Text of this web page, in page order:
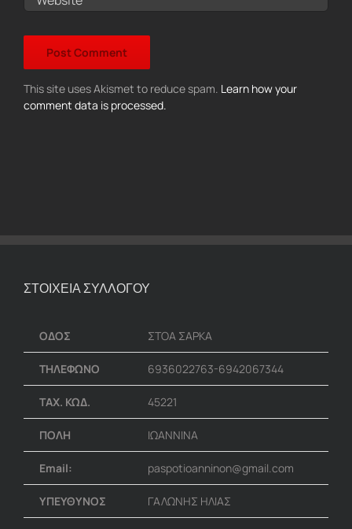
This site uses Akismet to reduce spam. Learn how your
comment data is processed.
ΣΤΟΙΧΕΙΑ ΣΥΛΛΟΓΟΥ
ΟΔΟΣ ΣΤΟΑ ΣΑΡΚΑ
ΤΗΛΕΦΩΝΟ 6936022763-6942067344
ΤΑΧ. ΚΩΔ. 45221
ΠΟΛΗ ΙΩΑΝΝΙΝΑ
Email: paspotioanninon@gmail.com
ΥΠΕΥΘΥΝΟΣ ΓΑΛΩΝΗΣ ΗΛΙΑΣ